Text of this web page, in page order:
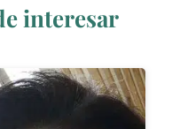
interesar